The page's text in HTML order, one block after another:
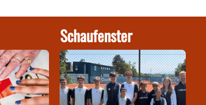
Schaufenster